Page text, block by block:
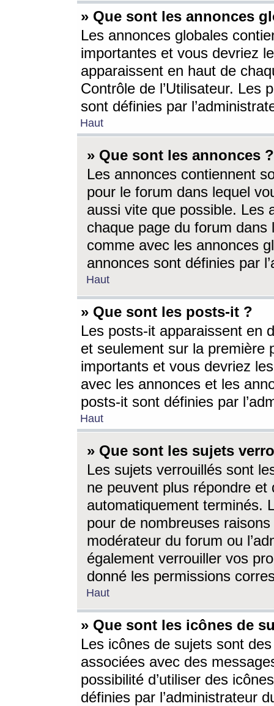
» Que sont les annonces
Les annonces globales
importantes et vous devriez
apparaissent en haut de
Contrôle de l’Utilisateur. Les
sont définies par
Haut
» Que sont les annonces ?
Les annonces contiennent
pour le forum dans lequel
aussi vite que possible. Les
chaque page du forum dans
comme avec les annonces
annonces sont définies par
Haut
» Que sont les posts-it ?
Les posts-it apparaissent en
et seulement sur la première
importants et vous devriez
avec les annonces et les
posts-it sont définies par
Haut
» Que sont les sujets
Les sujets verrouillés sont
ne peuvent plus répondre
automatiquement terminés.
pour de nombreuses
modérateur du forum ou
également verrouiller vos
donné les permissions
Haut
» Que sont les icônes de
Les icônes de sujets sont
associées avec des
possibilité d’utiliser des
définies par l’administrateur